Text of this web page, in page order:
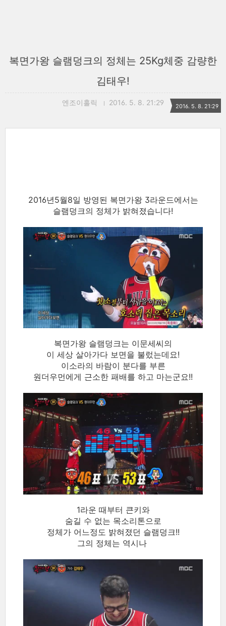
복면가왕 슬램덩크의 정체는 25Kg체중 감량한
김태우!
엔조이홀릭 2016. 5. 8. 21:29 2016. 5. 8. 21:29
2016년5월8일 방영된 복면가왕 3라운드에서는
슬램덩크의 정체가 밝혀졌습니다!
복면가왕 슬램덩크는 이문세씨의
이 세상 살아가다 보면을 불렀는데요!
이소라의 바람이 분다를 부른
원더우먼에게 근소한 패배를 하고 마는군요!!
1라운 때부터 큰키와
숨길 수 없는 목소리톤으로
정체가 어느정도 밝혀졌던 슬램덩크!!
그의 정체는 역시나